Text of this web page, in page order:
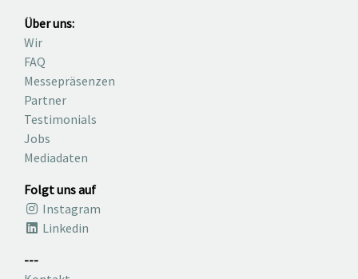
Über uns:
Wir
FAQ
Messepräsenzen
Partner
Testimonials
Jobs
Mediadaten
Folgt uns auf
Instagram
Linkedin
---